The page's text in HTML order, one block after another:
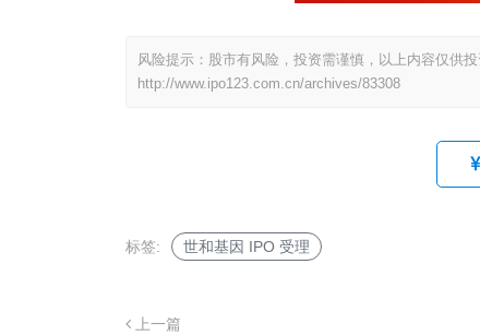
风险提示：股市有风险，投资需谨慎，以上内容仅供
http://www.ipo123.com.cn/archives/83308
标签: 世和基因 IPO 受理
上一篇